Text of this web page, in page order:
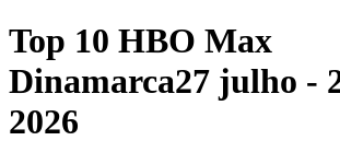
Top 10 HBO Max
Dinamarca27 julho -
2026